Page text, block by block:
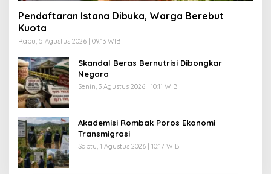
Pendaftaran Istana Dibuka, Warga Berebut
Kuota
Rabu, 5 Agustus 2026 | 09:13 WIB
Skandal Beras Bernutrisi Dibongkar
Negara
Senin, 3 Agustus 2026 | 10:11 WIB
Akademisi Rombak Poros Ekonomi
Transmigrasi
Sabtu, 1 Agustus 2026 | 10:17 WIB